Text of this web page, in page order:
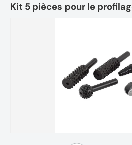
Kit 5 pièces pour le